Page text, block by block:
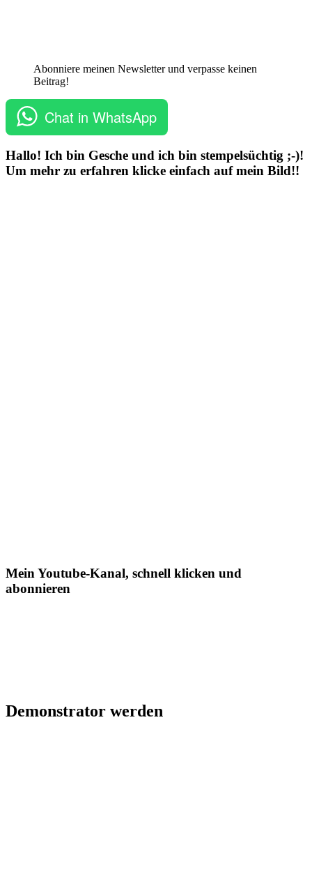
Abonniere meinen Newsletter und verpasse keinen
Beitrag!
Chat in WhatsApp
Hallo! Ich bin Gesche und ich bin stempelsüchtig ;-)!
Um mehr zu erfahren klicke einfach auf mein Bild!!
Mein Youtube-Kanal, schnell klicken und
abonnieren
Demonstrator werden